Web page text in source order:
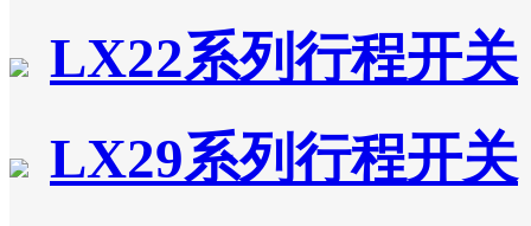
LX22系列行程开关
LX29系列行程开关